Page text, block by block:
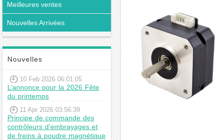
Meilleures ventes
Nouvelles Arrivées
Nouvelles
10 Feb 2026 06:01:05
L’annonce pour la 2026 Fête
du printemps
11 Apr 2026 03:56:39
Principe de commande des
contrôleurs d’embrayages et
de freins à poudre magnétique
électroniques grand public et
bien plus encore.Ce qui est
plus, c’est qu’il offre une
espérance de vie plus
longue car il n’utilise pas de
brosses. L'absence de
brosses le rend opérationnel
pendant de longues heures
jusqu'à 7 000 heures au